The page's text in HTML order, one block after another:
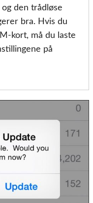
den trådløse
bra. Hvis du
kort, må du laste
på